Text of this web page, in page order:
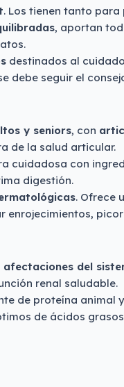
. Los tienen tanto
, aportan
destinados al
debe seguir el
y seniors, con
de la salud articular.
cuidadosa con
digestión.
. Ofrece
afectaciones del
renal saludable.
de proteína animal
de ácidos